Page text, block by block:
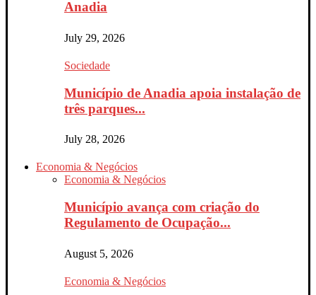
Anadia
July 29, 2026
Sociedade
Município de Anadia apoia instalação de
três parques...
July 28, 2026
Economia & Negócios
Economia & Negócios
Município avança com criação do
Regulamento de Ocupação...
August 5, 2026
Economia & Negócios